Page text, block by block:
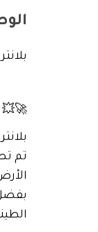
🚀💥
تم